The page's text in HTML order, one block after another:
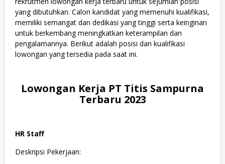
yang dibutuhkan. Calon kandidat yang memenuhi kualifikasi,
memiliki semangat dan dedikasi yang tinggi serta keinginan
untuk berkembang meningkatkan keterampilan dan
pengalamannya. Berikut adalah posisi dan kualifikasi
lowongan yang tersedia pada saat ini.
Lowongan Kerja PT Titis Sampurna
Terbaru 2023
HR Staff
Deskripsi Pekerjaan: